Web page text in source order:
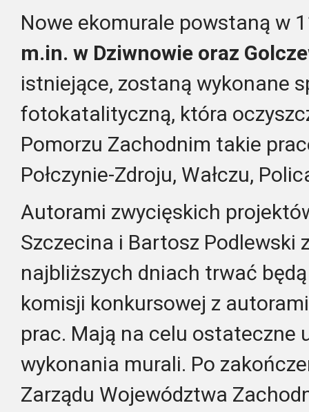
Nowe ekomurale powstaną w
m.in. w Dziwnowie oraz
istniejące, zostaną wykonane
fotokatalityczną, która
Pomorzu Zachodnim takie
Połczynie-Zdroju, Wałczu,
Autorami zwycięskich
Szczecina i Bartosz Podlewski
najbliższych dniach trwać
komisji konkursowej z
prac. Mają na celu ostateczne
wykonania murali. Po
Zarządu Województwa